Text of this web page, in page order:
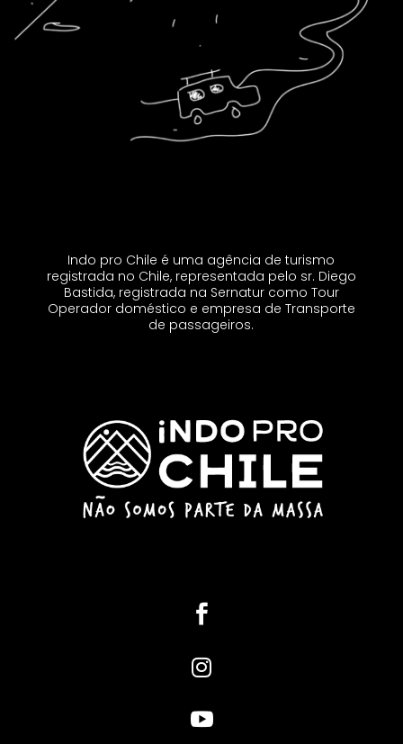
Indo pro Chile é uma agência de turismo
registrada no Chile, representada pelo sr. Diego
Bastida, registrada na Sernatur como Tour
Operador doméstico e empresa de Transporte
de passageiros.


